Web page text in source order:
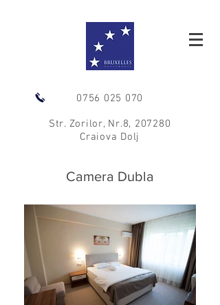
0756 025 070
Str. Zorilor, Nr.8, 207280
Craiova Dolj
Camera Dubla